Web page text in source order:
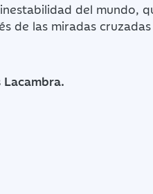
del mundo,
de las miradas